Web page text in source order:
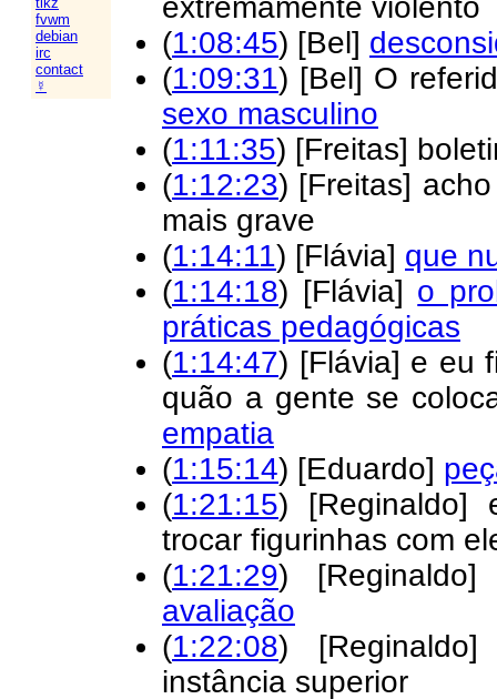
fvwm
debian
irc
contact
☿
(1:08:45) [Bel]
(1:09:31) [Bel] O
sexo masculino
(1:11:35) [Freitas]
(1:12:23) [Freitas]
mais grave
(1:14:11) [Flávia] que
(1:14:18) [Flávia] o
práticas pedagógicas
(1:14:47) [Flávia] e eu
quão a gente se
empatia
(1:15:14) [Eduardo]
(1:21:15) [Reginaldo]
trocar figurinhas com
(1:21:29)
avaliação
(1:22:08)
instância superior